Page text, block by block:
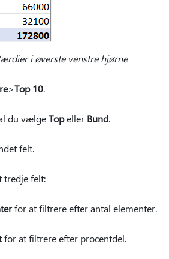
i øverste venstre hjørne
>Top 10.
du vælgeTopeller Bund.
felt.
tredje felt:
for at filtrere efter antal elementer.
for at filtrere efter procentdel.